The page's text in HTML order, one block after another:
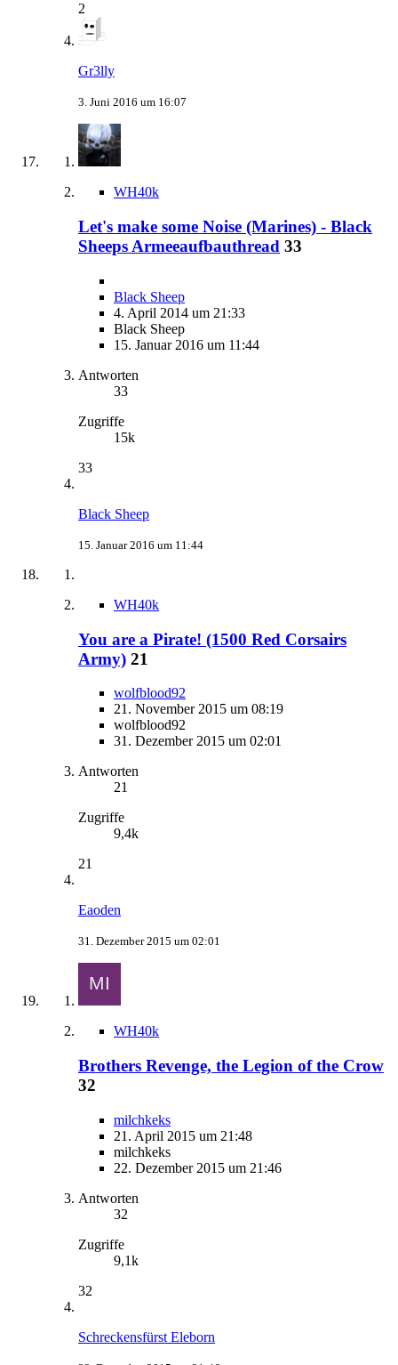
2
Gr3lly
3. Juni 2016 um 16:07
WH40k
Let's make some Noise (Marines) - Black
Sheeps Armeeaufbauthread 33
Black Sheep
4. April 2014 um 21:33
Black Sheep
15. Januar 2016 um 11:44
Antworten
33
Zugriffe
15k
33
Black Sheep
15. Januar 2016 um 11:44
WH40k
You are a Pirate! (1500 Red Corsairs
Army) 21
wolfblood92
21. November 2015 um 08:19
wolfblood92
31. Dezember 2015 um 02:01
Antworten
21
Zugriffe
9,4k
21
Eaoden
31. Dezember 2015 um 02:01
WH40k
Brothers Revenge, the Legion of the Crow
32
milchkeks
21. April 2015 um 21:48
milchkeks
22. Dezember 2015 um 21:46
Antworten
32
Zugriffe
9,1k
32
Schreckensfürst Eleborn